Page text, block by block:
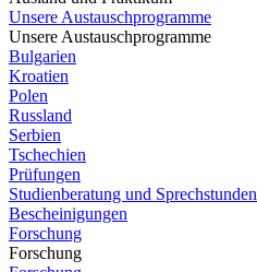
Unsere Austauschprogramme
Unsere Austauschprogramme
Bulgarien
Kroatien
Polen
Russland
Serbien
Tschechien
Prüfungen
Studienberatung und Sprechstunden
Bescheinigungen
Forschung
Forschung